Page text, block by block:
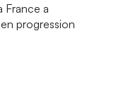
France a
progression